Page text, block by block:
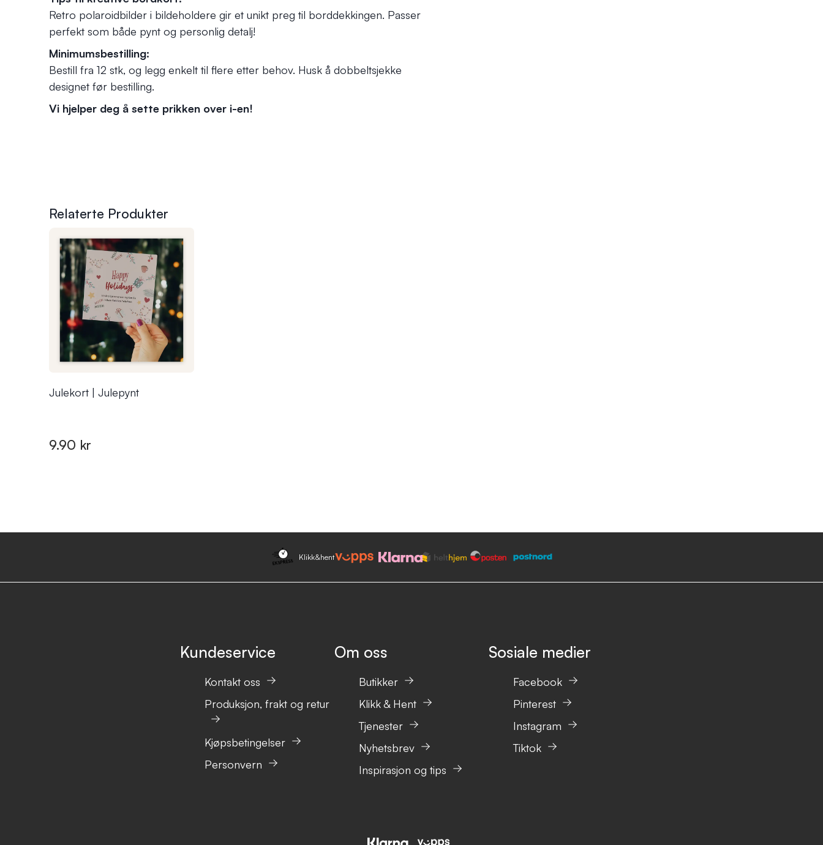
Retro polaroidbilder i bildeholdere gir et unikt preg til borddekkingen. Passer
perfekt som både pynt og personlig detalj!
Minimumsbestilling:
Bestill fra 12 stk, og legg enkelt til flere etter behov. Husk å dobbeltsjekke
designet før bestilling.
Vi hjelper deg å sette prikken over i-en!
Relaterte Produkter
Julekort | Julepynt
9.90 kr
Klikk&hent
Kundeservice
Kontakt oss
Produksjon, frakt og retur
Kjøpsbetingelser
Personvern
Om oss
Butikker
Klikk & Hent
Tjenester
Nyhetsbrev
Inspirasjon og tips
Sosiale medier
Facebook
Pinterest
Instagram
Tiktok